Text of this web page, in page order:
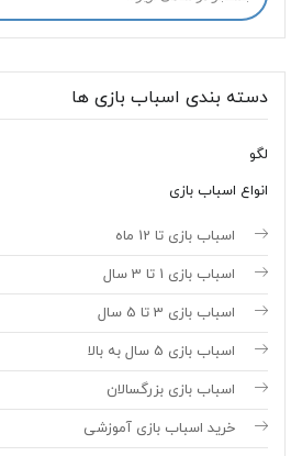
دسته بندی اسباب بازی ها
لگو
انواع اسباب بازی
اسباب بازی تا 12 ماه
اسباب بازی 1 تا 3 سال
اسباب بازی 3 تا 5 سال
اسباب بازی 5 سال به بالا
اسباب بازی بزرگسالان
خرید اسباب بازی آموزشی